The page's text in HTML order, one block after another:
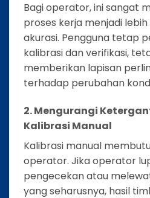
Bagi operator, ini sangat
proses kerja menjadi
akurasi. Pengguna tetap
kalibrasi dan verifikasi,
memberikan lapisan
terhadap perubahan
2. Mengurangi
Kalibrasi Manual
Kalibrasi manual
operator. Jika operator
pengecekan atau
yang seharusnya, hasil